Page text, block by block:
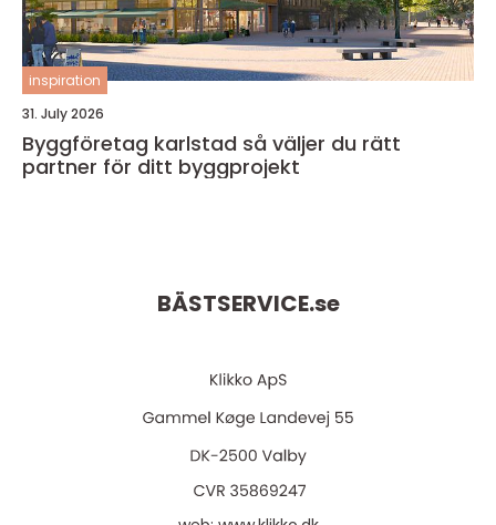
inspiration
31. July 2026
Byggföretag karlstad så väljer du rätt
partner för ditt byggprojekt
BÄSTSERVICE.se